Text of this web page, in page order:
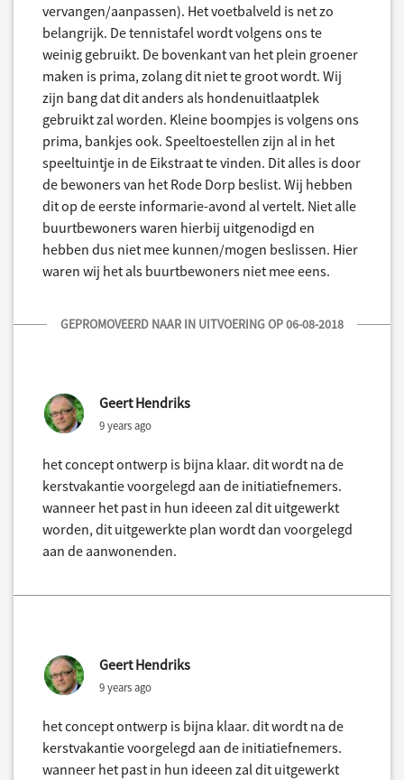
vervangen/aanpassen). Het voetbalveld is net zo
belangrijk. De tennistafel wordt volgens ons te
weinig gebruikt. De bovenkant van het plein groener
maken is prima, zolang dit niet te groot wordt. Wij
zijn bang dat dit anders als hondenuitlaatplek
gebruikt zal worden. Kleine boompjes is volgens ons
prima, bankjes ook. Speeltoestellen zijn al in het
speeltuintje in de Eikstraat te vinden. Dit alles is door
de bewoners van het Rode Dorp beslist. Wij hebben
dit op de eerste informarie-avond al vertelt. Niet alle
buurtbewoners waren hierbij uitgenodigd en
hebben dus niet mee kunnen/mogen beslissen. Hier
waren wij het als buurtbewoners niet mee eens.
GEPROMOVEERD NAAR IN UITVOERING OP 06-08-2018
Geert Hendriks
9 years ago
het concept ontwerp is bijna klaar. dit wordt na de
kerstvakantie voorgelegd aan de initiatiefnemers.
wanneer het past in hun ideeen zal dit uitgewerkt
worden, dit uitgewerkte plan wordt dan voorgelegd
aan de aanwonenden.
Geert Hendriks
9 years ago
het concept ontwerp is bijna klaar. dit wordt na de
kerstvakantie voorgelegd aan de initiatiefnemers.
wanneer het past in hun ideeen zal dit uitgewerkt